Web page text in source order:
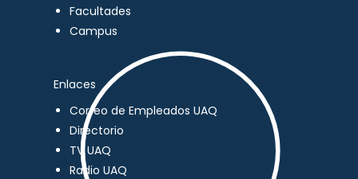
Facultades
Campus
Enlaces
Correo de Empleados UAQ
Directorio
TV UAQ
Radio UAQ